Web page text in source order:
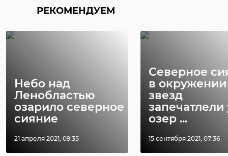
РЕКОМЕНДУЕМ
Небо над
Ленобластью
озарило северное
сияние
21 апреля 2021, 09:35
Северное
в окружении
звезд
запечатлели
озер ...
15 сентября 2021, 07:36